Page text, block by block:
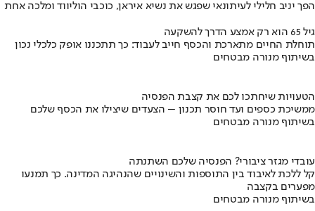
הפך יניב חלילי לעיתונאי שפגש את נשיא איראן, כוכבי הוליווד ומלכה אחת
גיל 65 הוא רק אמצע הדרך להשקעה
תוחלת החיים מתארכת והכסף חייב לעבוד: כך תתכננו אופק כלכלי נכון
בשיתוף מנורה מבטחים
הטעויות שיחתכו לכם את קצבת הפנסיה
ממשיכת כספים ועד חוסר תכנון – הצעדים שיצילו את הכסף שלכם
בשיתוף מנורה מבטחים
עובדי מגזר ציבורי? הפנסיה שלכם השתנתה
קל ללכת לאיבוד בין התוספות והשינויים שהנהיגה המדינה. כך תמנעו
מפערים בקצבה
בשיתוף מנורה מבטחים